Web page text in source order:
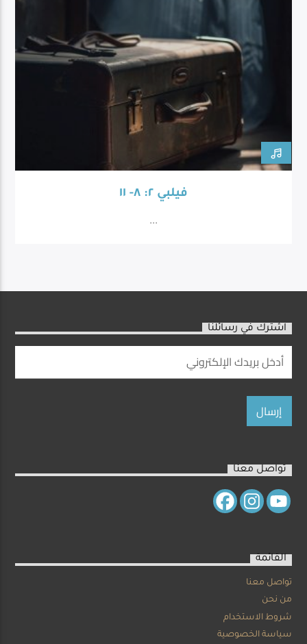
فيلبي ٢: ٨- ١١
...
اشترك في رسائلنا
تواصل معنا
القائمة
تواصل معنا
من نحن
شروط الاستخدام
سياسة الخصوصية